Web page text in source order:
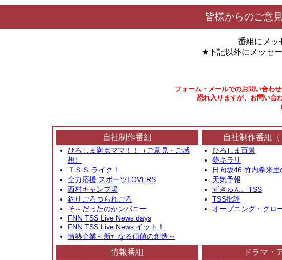
皆様からのご意
番組にメッ
★下記以外にメッセー
フォーム・メールでのお問い合わ
恐れ入りますが、お問い合
自社制作番組
ひろしま満点ママ！！（ご意見・ご感
想）
ＴＳＳ ライク！
全力応援 スポーツLOVERS
西村キャンプ場
釣りごろつられごろ
そ～だったのかンパニー
FNN TSS Live News days
FNN TSS Live News イット！
情熱企業～新たなる価値の創造～
自社制作番組（
ひろしま百景
夢キラリ
日向坂46 竹内希来
天気予報
ずきゅん。TSS
TSS批評
オープニング・クロ
情報番組 ドラマ・